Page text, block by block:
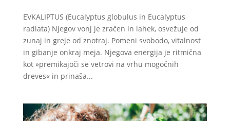
EVKALIPTUS (Eucalyptus globulus in Eucalyptus
radiata) Njegov vonj je zračen in lahek, osvežuje od
zunaj in greje od znotraj. Pomeni svobodo, vitalnost
in gibanje onkraj meja. Njegova energija je ritmična
kot »premikajoči se vetrovi na vrhu mogočnih
dreves« in prinaša...